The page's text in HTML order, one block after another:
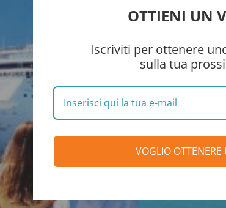
OTTIENI UN
Iscriviti per ottenere
sulla tua
VOGLIO